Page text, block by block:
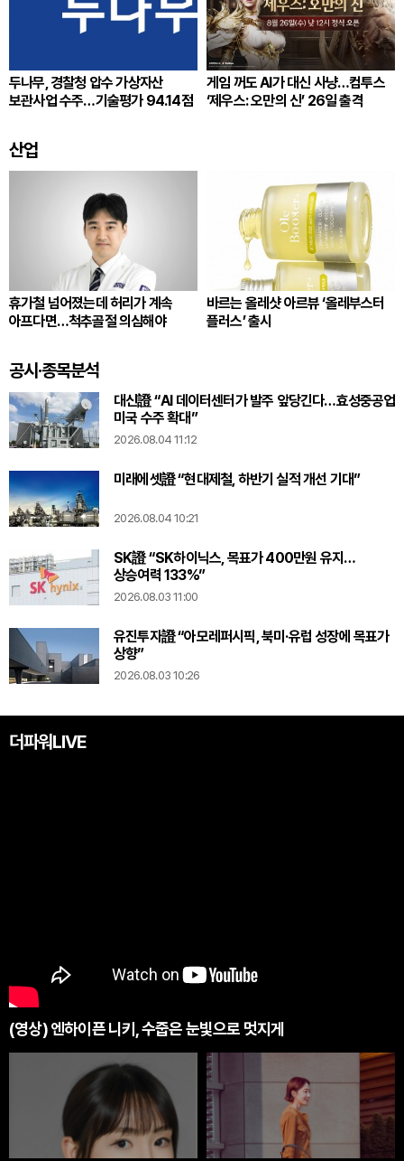
두나무, 경찰청 압수 가상자산
보관사업 수주…기술평가 94.14점
게임 꺼도 AI가 대신 사냥…컴투스
‘제우스: 오만의 신’ 26일 출격
산업
휴가철 넘어졌는데 허리가 계속
아프다면…척추골절 의심해야
바르는 올레샷 아르뷰 ‘올레부스터
플러스’ 출시
공시·종목분석
대신證 “AI 데이터센터가 발주 앞당긴다…효성중공업
미국 수주 확대”
2026.08.04 11:12
미래에셋證 “현대제철, 하반기 실적 개선 기대”
2026.08.04 10:21
SK證 “SK하이닉스, 목표가 400만원 유지…
상승여력 133%”
2026.08.03 11:00
유진투자證 “아모레퍼시픽, 북미·유럽 성장에 목표가
상향”
2026.08.03 10:26
더파워LIVE
(영상) 엔하이픈 니키, 수줍은 눈빛으로 멋지게